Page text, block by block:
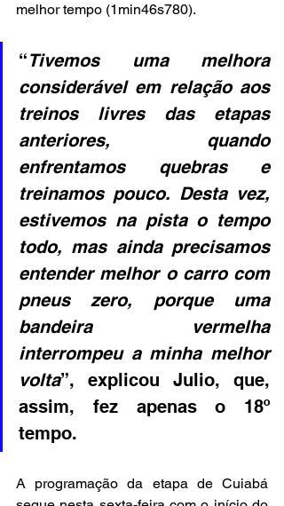
melhor tempo (1min46s780).
“Tivemos uma melhora
considerável em relação aos
treinos livres das etapas
anteriores, quando
enfrentamos quebras e
treinamos pouco. Desta vez,
estivemos na pista o tempo
todo, mas ainda precisamos
entender melhor o carro com
pneus zero, porque uma
bandeira vermelha
interrompeu a minha melhor
volta”, explicou Julio, que,
assim, fez apenas o 18º
tempo.
A programação da etapa de Cuiabá